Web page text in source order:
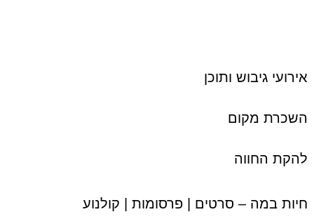
אירועי גיבוש ותוכן
השכרת מקום
להקת החווה
חיות במה – סרטים | פרסומות | קולנוע